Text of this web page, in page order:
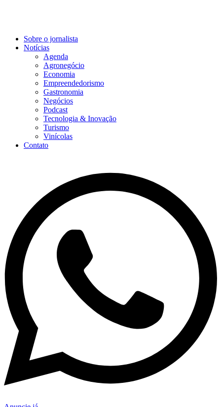
Sobre o jornalista
Notícias
Agenda
Agronegócio
Economia
Empreendedorismo
Gastronomia
Negócios
Podcast
Tecnologia & Inovação
Turismo
Vinícolas
Contato